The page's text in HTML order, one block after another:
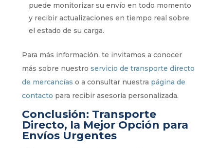
puede monitorizar su envío en todo momento
y recibir actualizaciones en tiempo real sobre
el estado de su carga.
Para más información, te invitamos a conocer
más sobre nuestro servicio de transporte directo
de mercancías o a consultar nuestra página de
contacto para recibir asesoría personalizada.
Conclusión: Transporte
Directo, la Mejor Opción para
Envíos Urgentes